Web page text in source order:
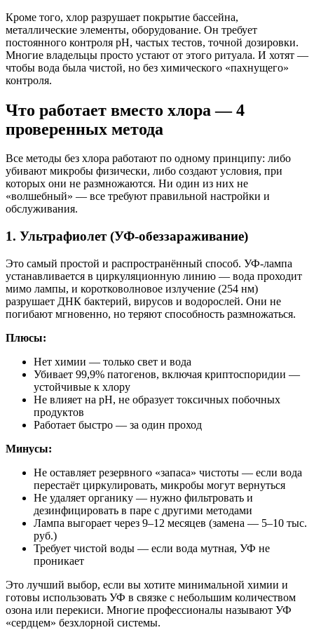
Кроме того, хлор разрушает покрытие бассейна,
металлические элементы, оборудование. Он требует
постоянного контроля pH, частых тестов, точной дозировки.
Многие владельцы просто устают от этого ритуала. И хотят —
чтобы вода была чистой, но без химического «пахнущего»
контроля.
Что работает вместо хлора — 4
проверенных метода
Все методы без хлора работают по одному принципу: либо
убивают микробы физически, либо создают условия, при
которых они не размножаются. Ни один из них не
«волшебный» — все требуют правильной настройки и
обслуживания.
1. Ультрафиолет (УФ-обеззараживание)
Это самый простой и распространённый способ. УФ-лампа
устанавливается в циркуляционную линию — вода проходит
мимо лампы, и коротковолновое излучение (254 нм)
разрушает ДНК бактерий, вирусов и водорослей. Они не
погибают мгновенно, но теряют способность размножаться.
Плюсы:
Нет химии — только свет и вода
Убивает 99,9% патогенов, включая криптоспоридии —
устойчивые к хлору
Не влияет на pH, не образует токсичных побочных
продуктов
Работает быстро — за один проход
Минусы:
Не оставляет резервного «запаса» чистоты — если вода
перестаёт циркулировать, микробы могут вернуться
Не удаляет органику — нужно фильтровать и
дезинфицировать в паре с другими методами
Лампа выгорает через 9–12 месяцев (замена — 5–10 тыс.
руб.)
Требует чистой воды — если вода мутная, УФ не
проникает
Это лучший выбор, если вы хотите минимальной химии и
готовы использовать УФ в связке с небольшим количеством
озона или перекиси. Многие профессионалы называют УФ
«сердцем» безхлорной системы.